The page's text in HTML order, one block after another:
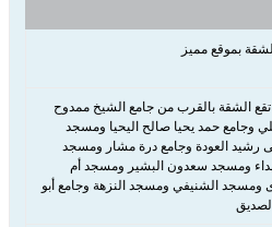
بموقع مميز
تقع الشقة بالقرب من جامع الشيخ ممدوح
وجامع حمد يحيا صالح اليحيا ومسجد
رشيد العودة وجامع درة مشار ومسجد
ومسجد سعدون البشير ومسجد أم
ومسجد الشنيفي ومسجد النزهة وجامع أبو